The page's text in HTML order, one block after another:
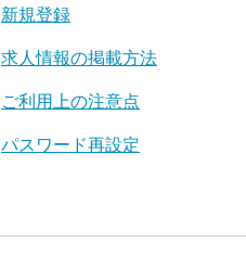
新規登録
求人情報の掲載方法
ご利用上の注意点
パスワード再設定